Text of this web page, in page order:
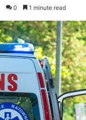
0 1 minute read